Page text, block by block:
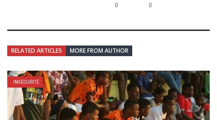
0 0
RELATED ARTICLES MORE FROM AUTHOR
INSÉCURITÉ